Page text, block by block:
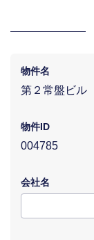
物件名
第２常盤ビル
物件ID
004785
会社名